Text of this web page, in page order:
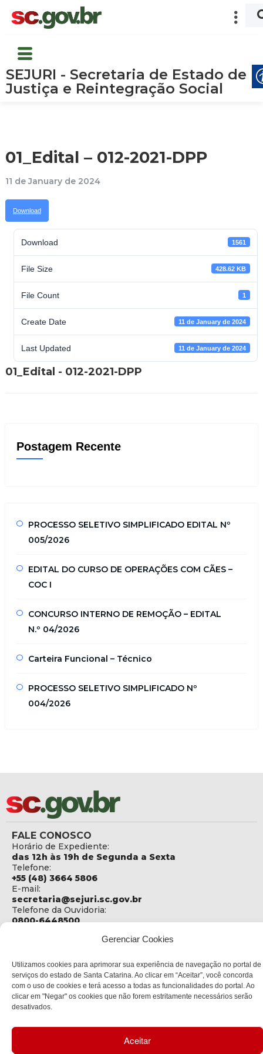
Gerenciar Cookies
Utilizamos cookies para aprimorar sua experiência de navegação no portal de
serviços do estado de Santa Catarina. Ao clicar em “Aceitar”, você concorda
com o uso de cookies e terá acesso a todas as funcionalidades do portal. Ao
clicar em "Negar" os cookies que não forem estritamente necessários serão
desativados.
Aceitar
SEJURI - Secretaria de Estado de
Justiça e Reintegração Social
01_Edital – 012-2021-DPP
11 de January de 2024
Download
Download 1561
File Size 428.62 KB
File Count 1
Create Date 11 de January de 2024
Last Updated 11 de January de 2024
01_Edital - 012-2021-DPP
Postagem Recente
PROCESSO SELETIVO SIMPLIFICADO EDITAL Nº
005/2026
EDITAL DO CURSO DE OPERAÇÕES COM CÃES –
COC I
CONCURSO INTERNO DE REMOÇÃO – EDITAL
N.º 04/2026
Carteira Funcional – Técnico
PROCESSO SELETIVO SIMPLIFICADO Nº
004/2026
FALE CONOSCO
Horário de Expediente:
das 12h às 19h de Segunda a Sexta
Telefone:
+55 (48) 3664 5806
E-mail:
secretaria@sejuri.sc.gov.br
Telefone da Ouvidoria:
0800-6448500
Social
Rua Fúlvio Aducci, 1214 - Loja 06
Bairro:
Estreito - Florianópolis - SC
88075-000